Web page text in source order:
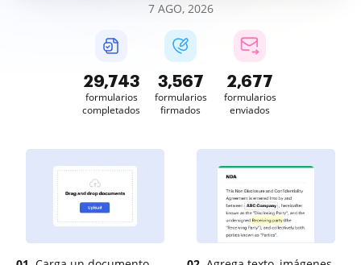
7 AGO, 2026
29,745
formularios
completados
3,567
formularios
firmados
2,677
formularios
enviados